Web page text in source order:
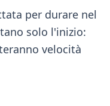
per durare nel
solo l'inizio:
velocità